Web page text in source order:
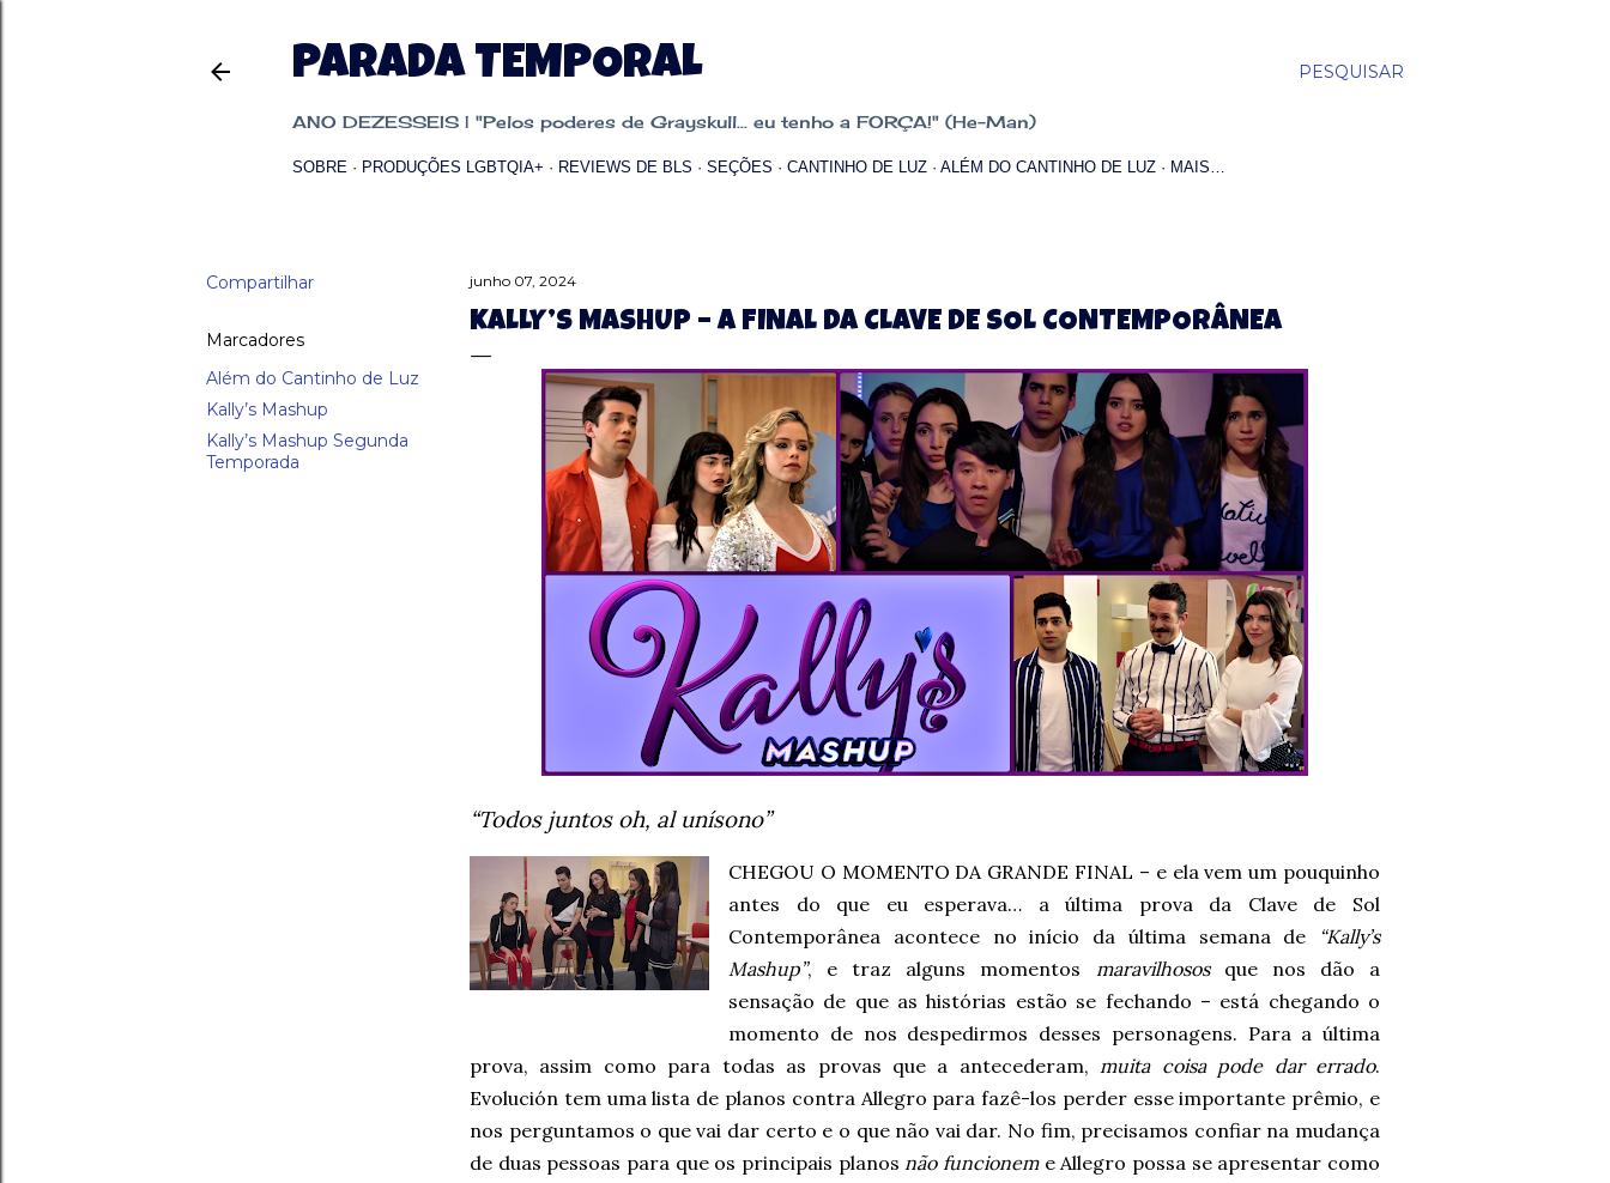
PESQUISAR
PARADA TEMPORAL
ANO DEZESSEIS | "Pelos poderes de Grayskull... eu tenho a FORÇA!" (He-Man)
SOBRE PRODUÇÕES LGBTQIA+ REVIEWS DE BLS SEÇÕES CANTINHO DE LUZ ALÉM DO CANTINHO DE LUZ MAIS…
Compartilhar
Marcadores
Além do Cantinho de Luz
Kally’s Mashup
Kally’s Mashup Segunda
Temporada
junho 07, 2024
KALLY’S MASHUP – A FINAL DA CLAVE DE SOL CONTEMPORÂNEA
“Todos juntos oh, al unísono”
CHEGOU O MOMENTO DA GRANDE FINAL – e ela vem um pouquinho
antes do que eu esperava… a última prova da Clave de Sol
Contemporânea acontece no início da última semana de
“Kally’s
Mashup”, e traz alguns momentos maravilhososque nos dão a
sensação de que as histórias estão se fechando – está chegando o
momento de nos despedirmos desses personagens. Para a última
prova, assim como para todas as provas que a antecederam,muita coisa pode dar errado.
Evolución tem uma lista de planos contra Allegro para fazê-los perder esse importante prêmio, e
nos perguntamos o que vai dar certo e o que não vai dar. No fim, precisamos confiar na mudança
de duas pessoas para que os principais planosnão funcioneme Allegro possa se apresentar como